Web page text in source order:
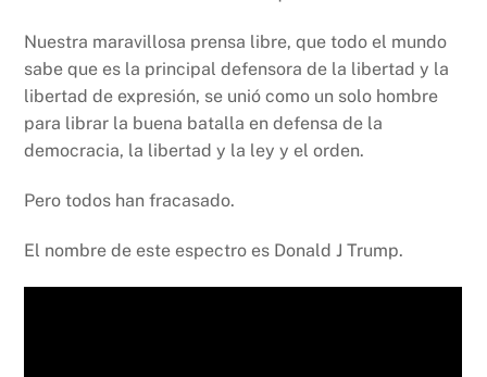
Nuestra maravillosa prensa libre, que todo el mundo
sabe que es la principal defensora de la libertad y la
libertad de expresión, se unió como un solo hombre
para librar la buena batalla en defensa de la
democracia, la libertad y la ley y el orden.
Pero todos han fracasado.
El nombre de este espectro es Donald J Trump.